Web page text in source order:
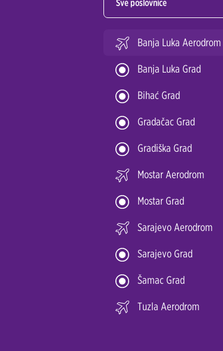
Sve poslovnice
Banja Luka Aerodrom
Banja Luka Grad
Bihać Grad
Gradačac Grad
Gradiška Grad
Mostar Aerodrom
Mostar Grad
Sarajevo Aerodrom
Sarajevo Grad
Šamac Grad
Tuzla Aerodrom